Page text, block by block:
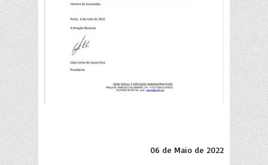
06 de Maio de 2022